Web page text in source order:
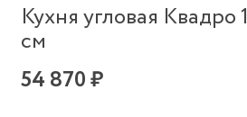
Кухня угловая Квадро
см
54 870 ₽